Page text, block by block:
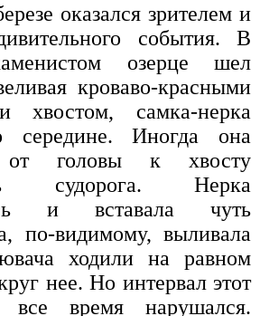
оказался зрителем и
события. В
озерце шел
кроваво-красными
хвостом, самка-нерка
середине. Иногда она
от головы к хвосту
судорога. Нерка
и вставала чуть
по-видимому, выливала
ходили на равном
нее. Но интервал этот
время нарушался.